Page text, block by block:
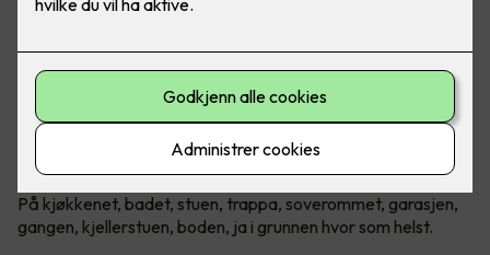
Lang levetid, lavt strømforbruk og lav varmeutvikling, gjør
LED-lyskilder svært allsidige. Det gjelder kanskje mest av
alt når man snakker om LED-striper.
Hvor passer LED-striper?
På kjøkkenet, badet, stuen, trappa, soverommet, garasjen,
gangen, kjellerstuen, boden, ja i grunnen hvor som helst.